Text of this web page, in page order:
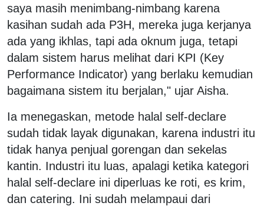
saya masih menimbang-nimbang karena
kasihan sudah ada P3H, mereka juga kerjanya
ada yang ikhlas, tapi ada oknum juga, tetapi
dalam sistem harus melihat dari KPI (Key
Performance Indicator) yang berlaku kemudian
bagaimana sistem itu berjalan," ujar Aisha.
Ia menegaskan, metode halal self-declare
sudah tidak layak digunakan, karena industri itu
tidak hanya penjual gorengan dan sekelas
kantin. Industri itu luas, apalagi ketika kategori
halal self-declare ini diperluas ke roti, es krim,
dan catering. Ini sudah melampaui dari